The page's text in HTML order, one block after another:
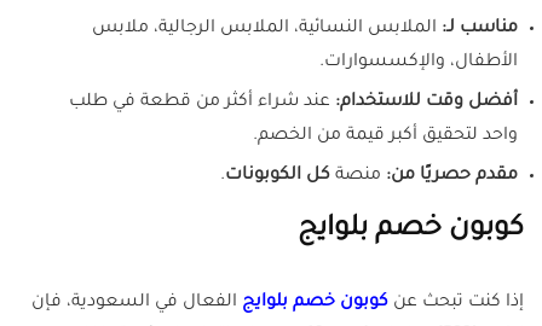
مناسب لـ: الملابس النسائية، الملابس الرجالية، ملابس
الأطفال، والإكسسوارات.
أفضل وقت للاستخدام: عند شراء أكثر من قطعة في طلب
واحد لتحقيق أكبر قيمة من الخصم.
مقدم حصريًا من: منصة كل الكوبونات.
كوبون خصم بلوايج
إذا كنت تبحث عن كوبون خصم بلوايج الفعال في السعودية، فإن